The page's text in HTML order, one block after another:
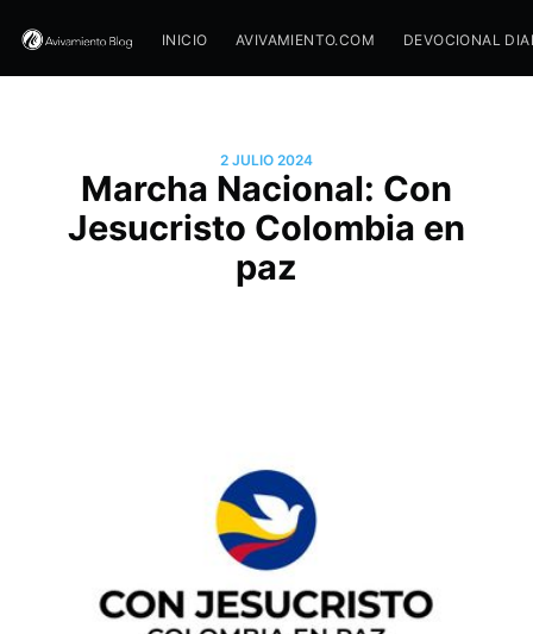
INICIO AVIVAMIENTO.COM DEVOCIONAL
2 JULIO 2024
Marcha Nacional: Con
Jesucristo Colombia en
paz